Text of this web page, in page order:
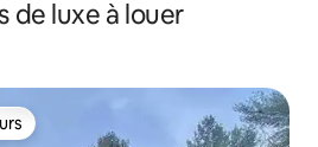
de luxe à louer